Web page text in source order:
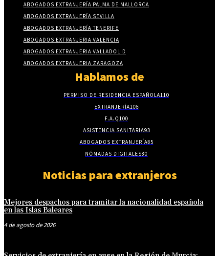
ABOGADOS EXTRANJERÍA PALMA DE MALLORCA
ABOGADOS EXTRANJERÍA SEVILLA
ABOGADOS EXTRANJERÍA TENERIFE
ABOGADOS EXTRANJERIA VALENCIA
ABOGADOS EXTRANJERIA VALLADOLID
ABOGADOS EXTRANJERIA ZARAGOZA
Hablamos de
PERMISO DE RESIDENCIA ESPAÑOLA110
EXTRANJERÍA106
F.A.Q100
ASISTENCIA SANITARIA93
ABOGADOS EXTRANJERÍA85
NÓMADAS DIGITALES80
Noticias para extranjeros
Mejores despachos para tramitar la nacionalidad española
en las Islas Baleares
4 de agosto de 2026